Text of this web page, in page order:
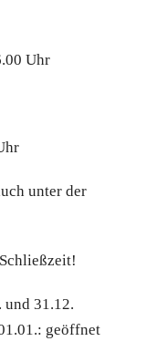
Uhr
unter der
und 31.12.
geöffnet